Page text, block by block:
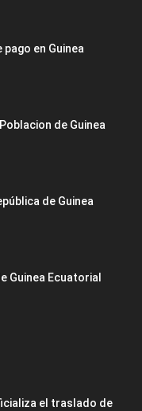
en Guinea
de Guinea
de Guinea
Guinea Ecuatorial
el traslado de